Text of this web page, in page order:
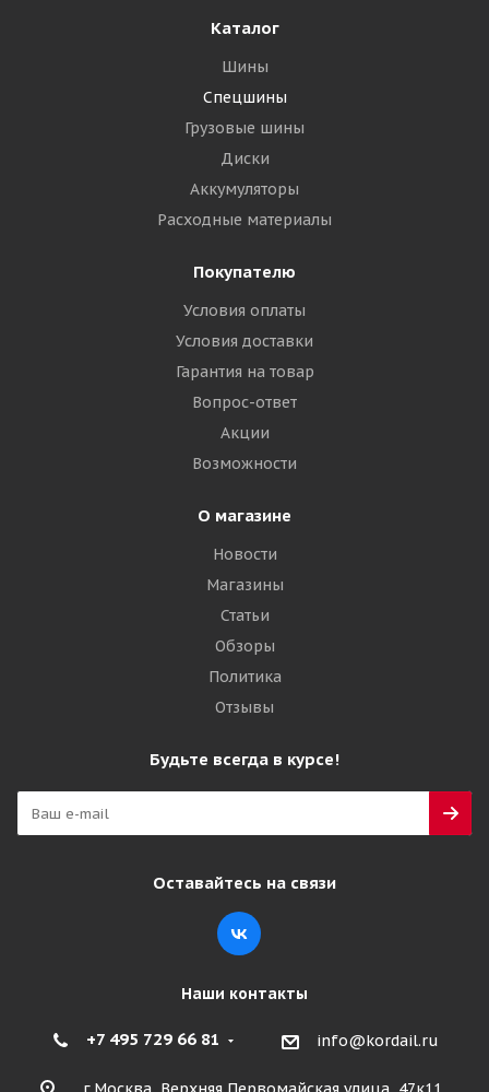
Каталог
Шины
Спецшины
Грузовые шины
Диски
Аккумуляторы
Расходные материалы
Покупателю
Условия оплаты
Условия доставки
Гарантия на товар
Вопрос-ответ
Акции
Возможности
О магазине
Новости
Магазины
Статьи
Обзоры
Политика
Отзывы
Будьте всегда в курсе!
Оставайтесь на связи
Наши контакты
+7 495 729 66 81 info@kordail.ru